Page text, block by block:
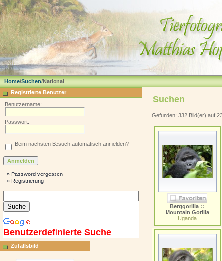
Home/Suchen/National
Registrierte Benutzer
Benutzername:
Passwort:
Beim nächsten Besuch automatisch anmelden?
» Password vergessen
» Registrierung
Benutzerdefinierte Suche
Zufallsbild
Suchen
Gefunden: 332 Bild(er) auf
Berggorilla ::
Mountain Gorilla
Uganda